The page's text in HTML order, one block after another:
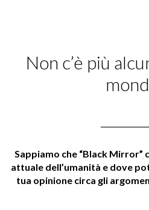
Non c’è più
Sappiamo che “Black
attuale dell’umanità e dove
tua opinione circa gli